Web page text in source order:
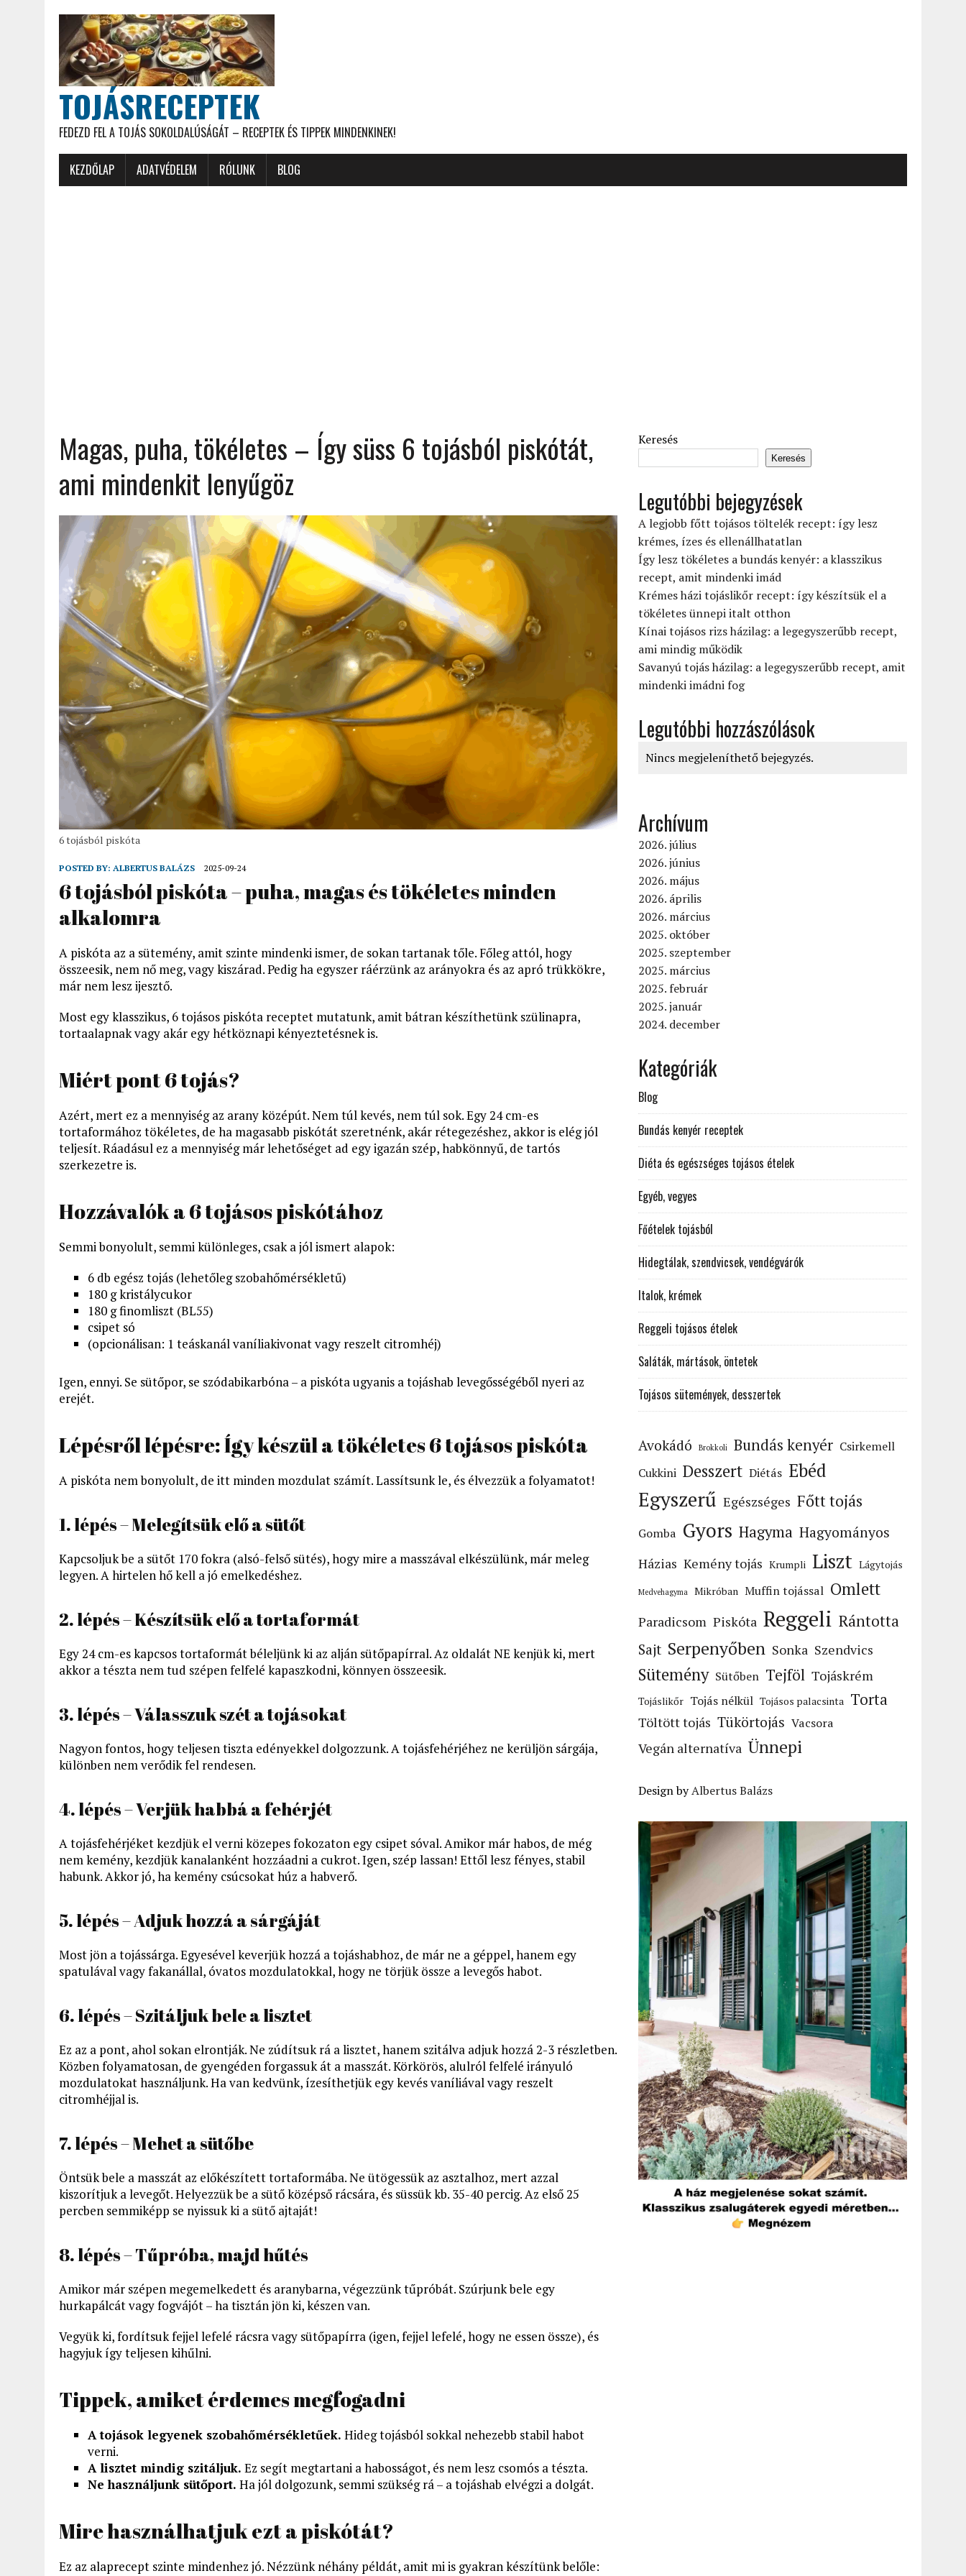
TOJÁSRECEPTEK
FEDEZD FEL A TOJÁS SOKOLDALÚSÁGÁT – RECEPTEK ÉS TIPPEK MINDENKINEK!
KEZDŐLAP ADATVÉDELEM RÓLUNK BLOG
Magas, puha, tökéletes – Így süss 6 tojásból piskótát,
ami mindenkit lenyűgöz
6 tojásból piskóta
POSTED BY: ALBERTUS BALÁZS 2025-09-24
6 tojásból piskóta – puha, magas és tökéletes minden
alkalomra
A piskóta az a sütemény, amit szinte mindenki ismer, de sokan tartanak tőle. Főleg attól, hogy
összeesik, nem nő meg, vagy kiszárad. Pedig ha egyszer ráérzünk az arányokra és az apró trükkökre,
már nem lesz ijesztő.
Most egy klasszikus, 6 tojásos piskóta receptet mutatunk, amit bátran készíthetünk szülinapra,
tortaalapnak vagy akár egy hétköznapi kényeztetésnek is.
Miért pont 6 tojás?
Azért, mert ez a mennyiség az arany középút. Nem túl kevés, nem túl sok. Egy 24 cm-es
tortaformához tökéletes, de ha magasabb piskótát szeretnénk, akár rétegezéshez, akkor is elég jól
teljesít. Ráadásul ez a mennyiség már lehetőséget ad egy igazán szép, habkönnyű, de tartós
szerkezetre is.
Hozzávalók a 6 tojásos piskótához
Semmi bonyolult, semmi különleges, csak a jól ismert alapok:
6 db egész tojás (lehetőleg szobahőmérsékletű)
180 g kristálycukor
180 g finomliszt (BL55)
csipet só
(opcionálisan: 1 teáskanál vaníliakivonat vagy reszelt citromhéj)
Igen, ennyi. Se sütőpor, se szódabikarbóna – a piskóta ugyanis a tojáshab levegősségéből nyeri az
erejét.
Lépésről lépésre: Így készül a tökéletes 6 tojásos piskóta
A piskóta nem bonyolult, de itt minden mozdulat számít. Lassítsunk le, és élvezzük a folyamatot!
1. lépés – Melegítsük elő a sütőt
Kapcsoljuk be a sütőt 170 fokra (alsó-felső sütés), hogy mire a masszával elkészülünk, már meleg
legyen. A hirtelen hő kell a jó emelkedéshez.
2. lépés – Készítsük elő a tortaformát
Egy 24 cm-es kapcsos tortaformát béleljünk ki az alján sütőpapírral. Az oldalát NE kenjük ki, mert
akkor a tészta nem tud szépen felfelé kapaszkodni, könnyen összeesik.
3. lépés – Válasszuk szét a tojásokat
Nagyon fontos, hogy teljesen tiszta edényekkel dolgozzunk. A tojásfehérjéhez ne kerüljön sárgája,
különben nem verődik fel rendesen.
4. lépés – Verjük habbá a fehérjét
A tojásfehérjéket kezdjük el verni közepes fokozaton egy csipet sóval. Amikor már habos, de még
nem kemény, kezdjük kanalanként hozzáadni a cukrot. Igen, szép lassan! Ettől lesz fényes, stabil
habunk. Akkor jó, ha kemény csúcsokat húz a habverő.
5. lépés – Adjuk hozzá a sárgáját
Most jön a tojássárga. Egyesével keverjük hozzá a tojáshabhoz, de már ne a géppel, hanem egy
spatulával vagy fakanállal, óvatos mozdulatokkal, hogy ne törjük össze a levegős habot.
6. lépés – Szitáljuk bele a lisztet
Ez az a pont, ahol sokan elrontják. Ne zúdítsuk rá a lisztet, hanem szitálva adjuk hozzá 2-3 részletben.
Közben folyamatosan, de gyengéden forgassuk át a masszát. Körkörös, alulról felfelé irányuló
mozdulatokat használjunk. Ha van kedvünk, ízesíthetjük egy kevés vaníliával vagy reszelt
citromhéjjal is.
7. lépés – Mehet a sütőbe
Öntsük bele a masszát az előkészített tortaformába. Ne ütögessük az asztalhoz, mert azzal
kiszorítjuk a levegőt. Helyezzük be a sütő középső rácsára, és süssük kb. 35-40 percig. Az első 25
percben semmiképp se nyissuk ki a sütő ajtaját!
8. lépés – Tűpróba, majd hűtés
Amikor már szépen megemelkedett és aranybarna, végezzünk tűpróbát. Szúrjunk bele egy
hurkapálcát vagy fogvájót – ha tisztán jön ki, készen van.
Vegyük ki, fordítsuk fejjel lefelé rácsra vagy sütőpapírra (igen, fejjel lefelé, hogy ne essen össze), és
hagyjuk így teljesen kihűlni.
Tippek, amiket érdemes megfogadni
A tojások legyenek szobahőmérsékletűek. Hideg tojásból sokkal nehezebb stabil habot
verni.
A lisztet mindig szitáljuk. Ez segít megtartani a habosságot, és nem lesz csomós a tészta.
Ne használjunk sütőport. Ha jól dolgozunk, semmi szükség rá – a tojáshab elvégzi a dolgát.
Mire használhatjuk ezt a piskótát?
Ez az alaprecept szinte mindenhez jó. Nézzünk néhány példát, amit mi is gyakran készítünk belőle:
Keresés
Keresés
Legutóbbi bejegyzések
A legjobb főtt tojásos töltelék recept: így lesz
krémes, ízes és ellenállhatatlan
Így lesz tökéletes a bundás kenyér: a klasszikus
recept, amit mindenki imád
Krémes házi tojáslikőr recept: így készítsük el a
tökéletes ünnepi italt otthon
Kínai tojásos rizs házilag: a legegyszerűbb recept,
ami mindig működik
Savanyú tojás házilag: a legegyszerűbb recept, amit
mindenki imádni fog
Legutóbbi hozzászólások
Nincs megjeleníthető bejegyzés.
Archívum
2026. július
2026. június
2026. május
2026. április
2026. március
2025. október
2025. szeptember
2025. március
2025. február
2025. január
2024. december
Kategóriák
Blog
Bundás kenyér receptek
Diéta és egészséges tojásos ételek
Egyéb, vegyes
Főételek tojásból
Hidegtálak, szendvicsek, vendégvárók
Italok, krémek
Reggeli tojásos ételek
Saláták, mártások, öntetek
Tojásos sütemények, desszertek
Avokádó Brokkoli Bundás kenyér Csirkemell
Cukkini Desszert Diétás Ebéd
Egyszerű Egészséges Főtt tojás
Gomba Gyors Hagyma Hagyományos
Házias Kemény tojás Krumpli Liszt Lágytojás
Medvehagyma Mikróban Muffin tojással Omlett
Paradicsom Piskóta Reggeli Rántotta
Sajt Serpenyőben Sonka Szendvics
Sütemény Sütőben Tejföl Tojáskrém
Tojáslikőr Tojás nélkül Tojásos palacsinta Torta
Töltött tojás Tükörtojás Vacsora
Vegán alternatíva Ünnepi
Design byAlbertus Balázs